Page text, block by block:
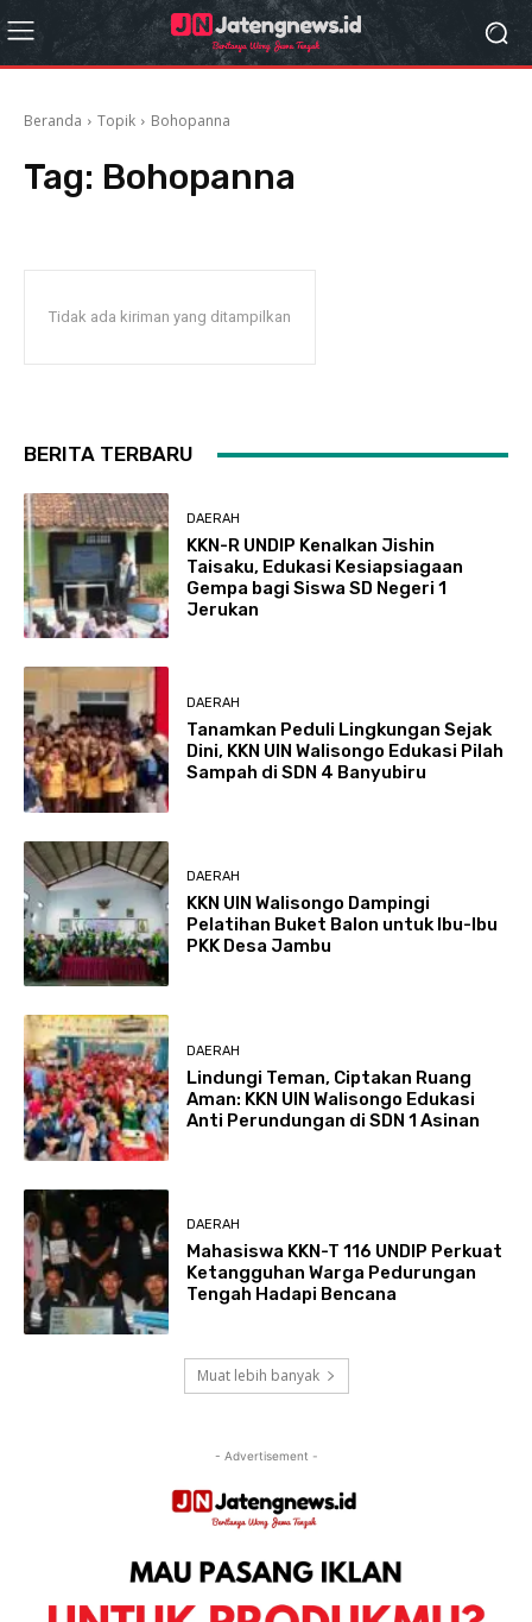
Beranda Topik Bohopanna
Tag: Bohopanna
Tidak ada kiriman yang ditampilkan
BERITA TERBARU
DAERAH
KKN-R UNDIP Kenalkan Jishin
Taisaku, Edukasi Kesiapsiagaan
Gempa bagi Siswa SD Negeri 1
Jerukan
DAERAH
Tanamkan Peduli Lingkungan Sejak
Dini, KKN UIN Walisongo Edukasi Pilah
Sampah di SDN 4 Banyubiru
DAERAH
KKN UIN Walisongo Dampingi
Pelatihan Buket Balon untuk Ibu-Ibu
PKK Desa Jambu
DAERAH
Lindungi Teman, Ciptakan Ruang
Aman: KKN UIN Walisongo Edukasi
Anti Perundungan di SDN 1 Asinan
DAERAH
Mahasiswa KKN-T 116 UNDIP Perkuat
Ketangguhan Warga Pedurungan
Tengah Hadapi Bencana
Muat lebih banyak
- Advertisement -